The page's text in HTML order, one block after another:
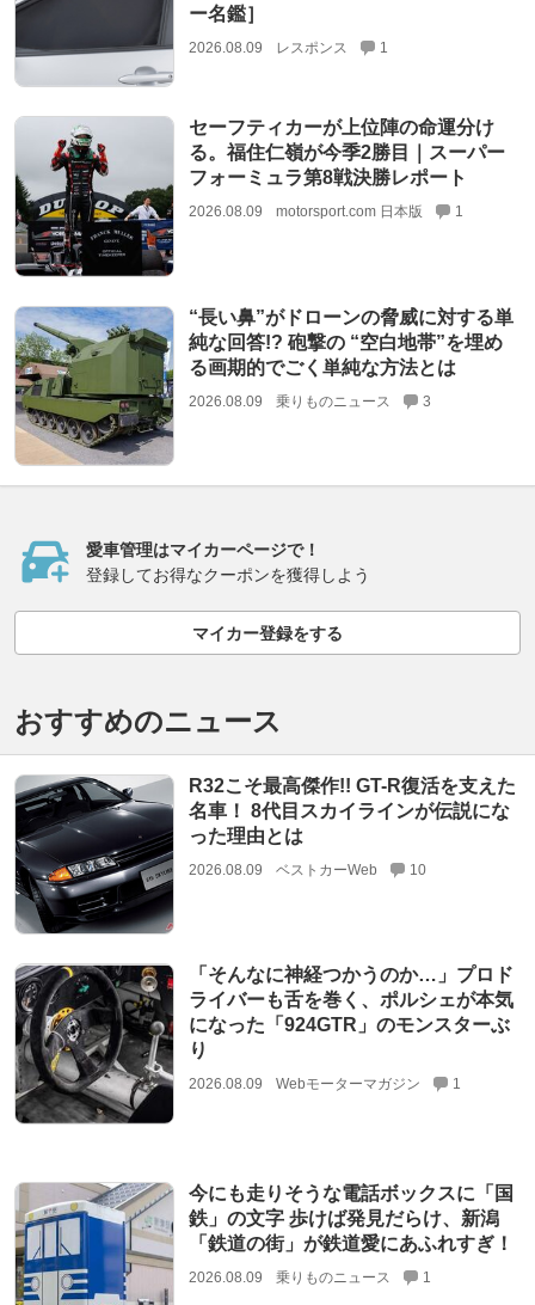
ー名鑑］
2026.08.09 レスポンス 1
セーフティカーが上位陣の命運分け
る。福住仁嶺が今季2勝目｜スーパー
フォーミュラ第8戦決勝レポート
2026.08.09 motorsport.com 日本版 1
“長い鼻”がドローンの脅威に対する単
純な回答!? 砲撃の “空白地帯”を埋め
る画期的でごく単純な方法とは
2026.08.09 乗りものニュース 3
愛車管理はマイカーページで！
登録してお得なクーポンを獲得しよう
マイカー登録をする
おすすめのニュース
R32こそ最高傑作!! GT-R復活を支えた
名車！ 8代目スカイラインが伝説にな
った理由とは
2026.08.09 ベストカーWeb 10
「そんなに神経つかうのか…」プロド
ライバーも舌を巻く、ポルシェが本気
になった「924GTR」のモンスターぶ
り
2026.08.09 Webモーターマガジン 1
今にも走りそうな電話ボックスに「国
鉄」の文字 歩けば発見だらけ、新潟
「鉄道の街」が鉄道愛にあふれすぎ！
2026.08.09 乗りものニュース 1